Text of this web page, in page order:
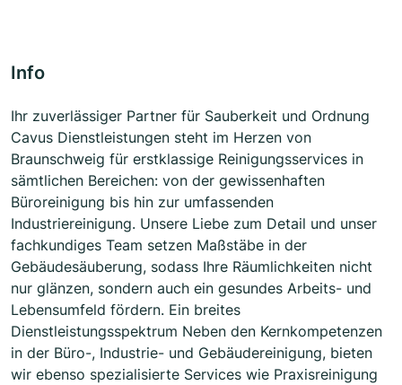
Info
Ihr zuverlässiger Partner für Sauberkeit und Ordnung
Cavus Dienstleistungen steht im Herzen von
Braunschweig für erstklassige Reinigungsservices in
sämtlichen Bereichen: von der gewissenhaften
Büroreinigung bis hin zur umfassenden
Industriereinigung. Unsere Liebe zum Detail und unser
fachkundiges Team setzen Maßstäbe in der
Gebäudesäuberung, sodass Ihre Räumlichkeiten nicht
nur glänzen, sondern auch ein gesundes Arbeits- und
Lebensumfeld fördern. Ein breites
Dienstleistungsspektrum Neben den Kernkompetenzen
in der Büro-, Industrie- und Gebäudereinigung, bieten
wir ebenso spezialisierte Services wie Praxisreinigung